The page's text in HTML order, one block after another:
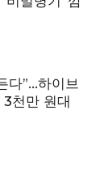
다”…하이브
천만 원대